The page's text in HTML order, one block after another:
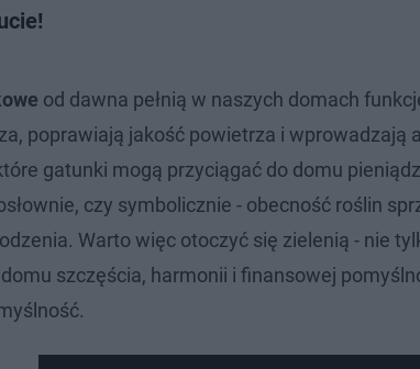
od dawna pełnią w naszych domach
poprawiają jakość powietrza i
gatunki mogą przyciągać do domu
czy symbolicznie - obecność roślin
Warto więc otoczyć się zielenią - nie
szczęścia, harmonii i finansowej